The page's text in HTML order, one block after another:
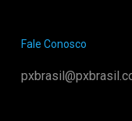
Fale Conosco